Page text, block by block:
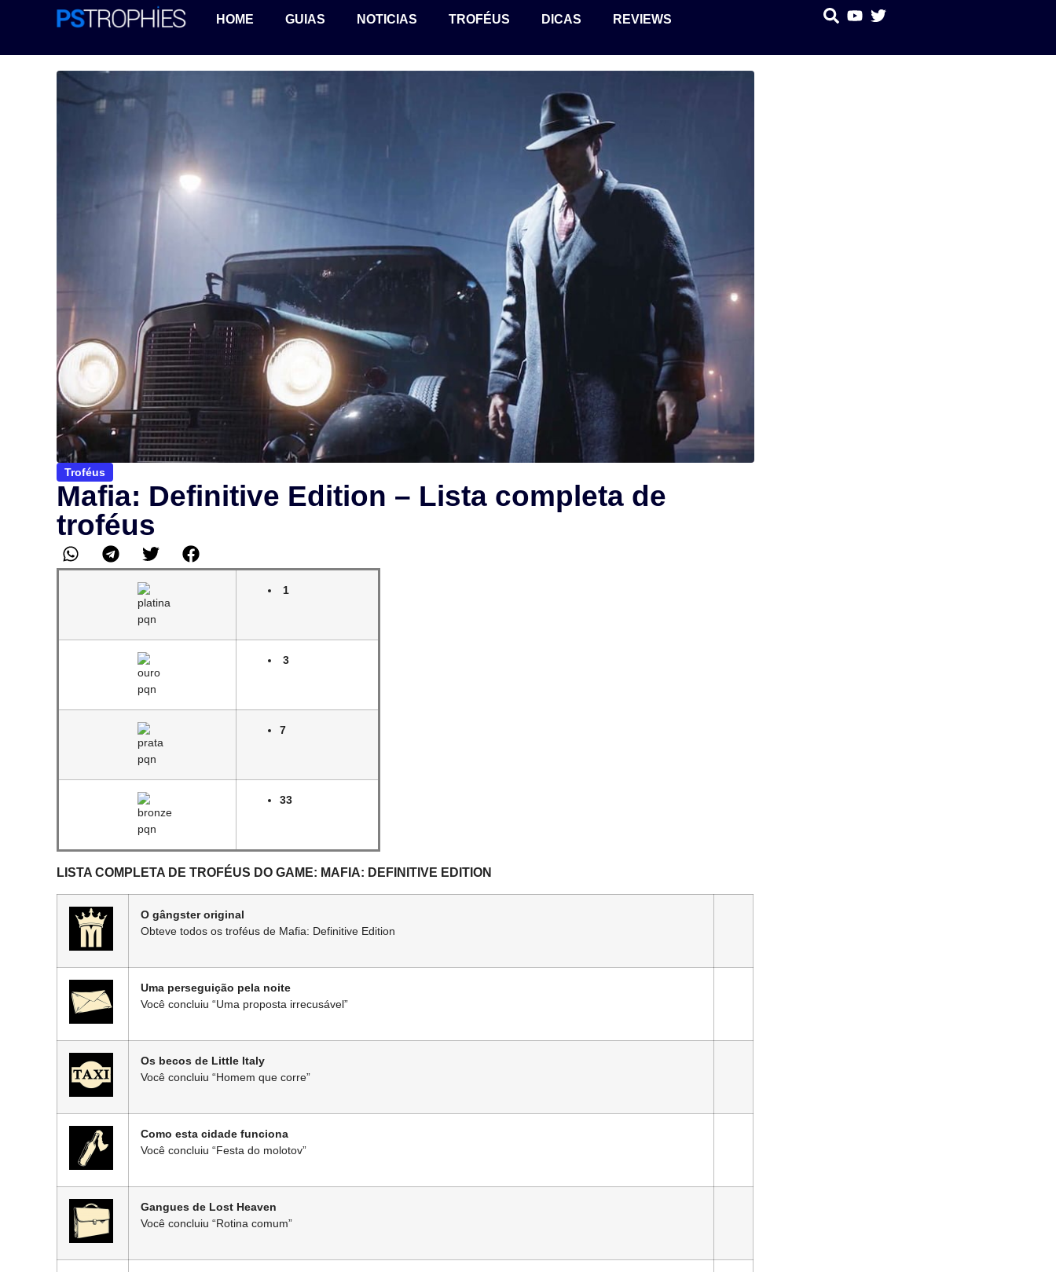
HOME GUIAS NOTICIAS TROFÉUS DICAS REVIEWS
Troféus
Mafia: Definitive Edition – Lista completa de
troféus
1
3
7
33
LISTA COMPLETA DE TROFÉUS DO GAME: MAFIA: DEFINITIVE EDITION
O gângster original
Obteve todos os troféus de Mafia: Definitive Edition
Uma perseguição pela noite
Você concluiu “Uma proposta irrecusável”
Os becos de Little Italy
Você concluiu “Homem que corre”
Como esta cidade funciona
Você concluiu “Festa do molotov”
Gangues de Lost Heaven
Você concluiu “Rotina comum”